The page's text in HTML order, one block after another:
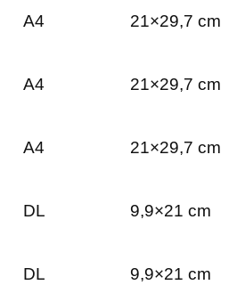
A4 21×29,7 cm
A4 21×29,7 cm
A4 21×29,7 cm
DL 9,9×21 cm
DL 9,9×21 cm